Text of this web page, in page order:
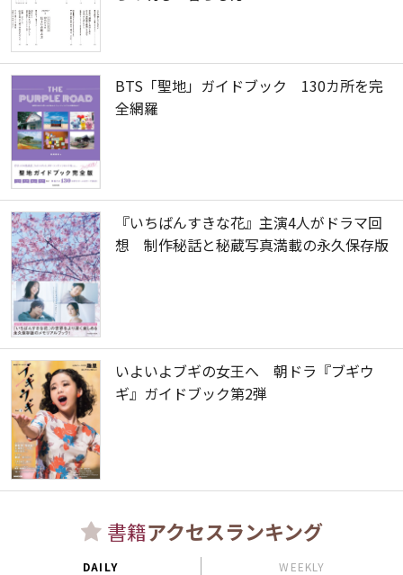
BTS「聖地」ガイドブック 130カ所を完
全網羅
『いちばんすきな花』主演4人がドラマ回
想 制作秘話と秘蔵写真満載の永久保存版
いよいよブギの女王へ 朝ドラ『ブギウ
ギ』ガイドブック第2弾
書籍アクセスランキング
DAILY WEEKLY